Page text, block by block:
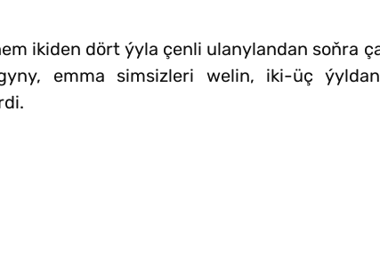
ikiden dört ýyla çenli ulanylandan soňra
emma simsizleri welin, iki-üç